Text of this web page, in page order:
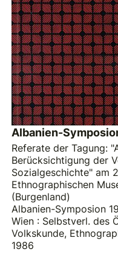
Albanien-
Referate der Tagung:
Berücksichtigung der
Sozialgeschichte" am
Ethnographischen
(Burgenland)
Albanien-Symposion
Wien : Selbstverl. des
Volkskunde,
1986